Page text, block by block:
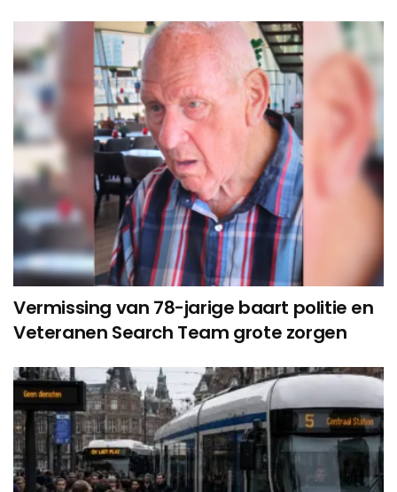
Vermissing van 78-jarige baart politie en
Veteranen Search Team grote zorgen